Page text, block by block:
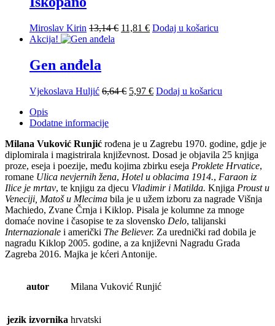
Miroslav Kirin 13,14€ Izvorna
11,81 €Trenutna
Dodaj u košaricu
Akcija!
Gen anđela
Vjekoslava Huljić 6,64€ Izvorna
5,97 €Trenutna
Dodaj u košaricu
Opis
Dodatne informacije
Milana Vuković Runjić rođena je u Zagrebu 1970. godine, gdje je
diplomirala i magistrirala književnost. Dosad je objavila 25 knjiga
proze, eseja i poezije, među kojima zbirku eseja Proklete Hrvatice,
romane Ulica nevjernih žena, Hotel u oblacima 1914., Faraon iz
Ilice je mrtav, te knjigu za djecu Vladimir i Matilda. Knjiga Proust u
Veneciji, Matoš u Mlecima bila je u užem izboru za nagrade Višnja
Machiedo, Zvane Črnja i Kiklop. Pisala je kolumne za mnoge
domaće novine i časopise te za slovensko Delo, talijanski
Internazionale i američki The Believer. Za urednički rad dobila je
nagradu Kiklop 2005. godine, a za književni Nagradu Grada
Zagreba 2016. Majka je kćeri Antonije.
autor Milana Vuković Runjić
jezik izvornika hrvatski